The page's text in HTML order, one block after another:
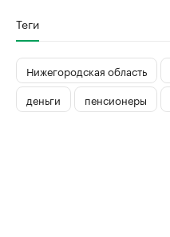
Теги
Нижегородская область
деньги
пенсионеры